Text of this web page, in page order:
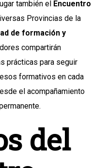
también el Encuentro
Provincias de la
de formación y
compartirán
prácticas para seguir
formativos en cada
el acompañamiento
del